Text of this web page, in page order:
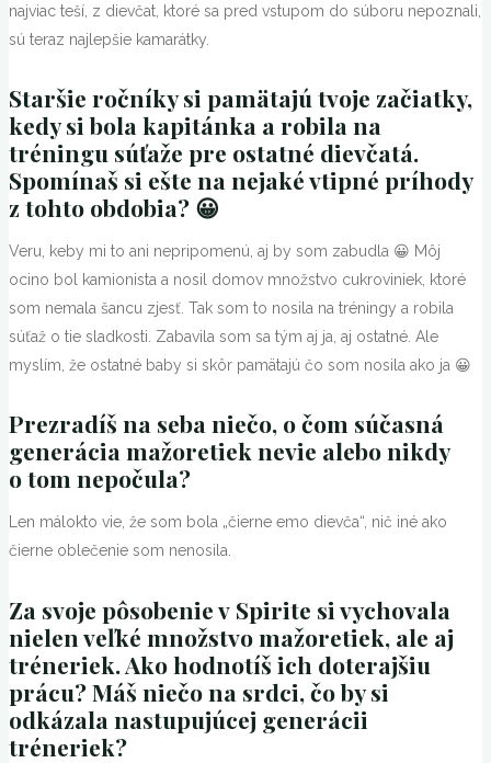
najviac teší, z dievčat, ktoré sa pred vstupom do súboru nepoznali,
sú teraz najlepšie kamarátky.
Staršie ročníky si pamätajú tvoje začiatky,
kedy si bola kapitánka a robila na
tréningu súťaže pre ostatné dievčatá.
Spomínaš si ešte na nejaké vtipné príhody
z tohto obdobia? 😀
Veru, keby mi to ani nepripomenú, aj by som zabudla 😀 Môj
ocino bol kamionista a nosil domov množstvo cukroviniek, ktoré
som nemala šancu zjesť. Tak som to nosila na tréningy a robila
súťaž o tie sladkosti. Zabavila som sa tým aj ja, aj ostatné. Ale
myslím, že ostatné baby si skôr pamätajú čo som nosila ako ja 😀
Prezradíš na seba niečo, o čom súčasná
generácia mažoretiek nevie alebo nikdy
o tom nepočula?
Len málokto vie, že som bola „čierne emo dievča“, nič iné ako
čierne oblečenie som nenosila.
Za svoje pôsobenie v Spirite si vychovala
nielen veľké množstvo mažoretiek, ale aj
tréneriek. Ako hodnotíš ich doterajšiu
prácu? Máš niečo na srdci, čo by si
odkázala nastupujúcej generácii
tréneriek?